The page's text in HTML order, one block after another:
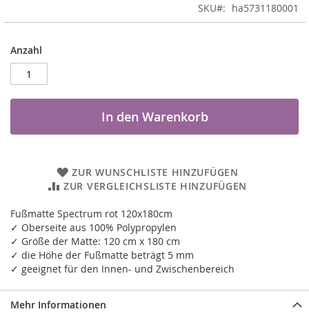
SKU
ha5731180001
Anzahl
In den Warenkorb
ZUR WUNSCHLISTE HINZUFÜGEN
ZUR VERGLEICHSLISTE HINZUFÜGEN
Fußmatte Spectrum rot 120x180cm
✓ Oberseite aus 100% Polypropylen
✓ Größe der Matte: 120 cm x 180 cm
✓ die Höhe der Fußmatte beträgt 5 mm
✓ geeignet für den Innen- und Zwischenbereich
Mehr Informationen